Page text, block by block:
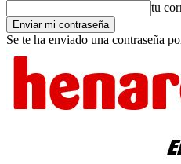
tu
Se te ha enviado una contraseña